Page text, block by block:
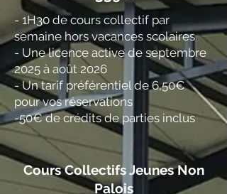
- 1H30 de cours collectif par
semaine hors vacances scolaires
- Une licence active de septembre
2025 à août 2026
- Un tarif préférentiel de 6,50€
pour vos réservations
-50€ de crédits de parties inclus
Cours Collectifs Jeunes Non
Palois